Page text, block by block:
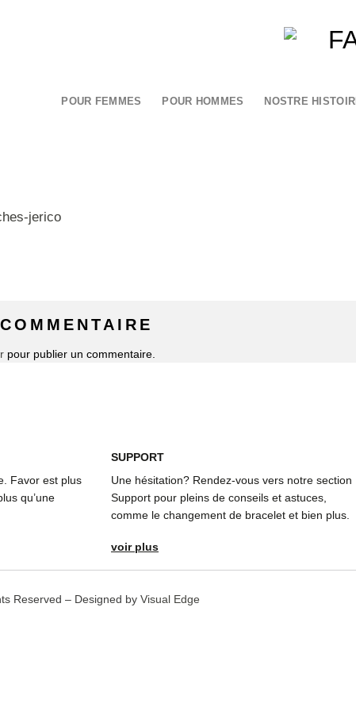
POUR FEMMES POUR HOMMES NOSTRE
pour publier un commentaire.
Favor est plus
qu’une
SUPPORT
Une hésitation? Rendez-vous vers notre section
Support pour pleins de conseils et astuces,
comme le changement de bracelet et bien plus.
voir plus
Reserved – Designed by Visual Edge